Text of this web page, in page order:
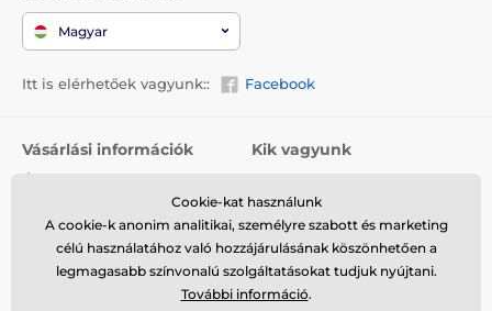
Magyar
Itt is elérhetőek vagyunk:: Facebook
Vásárlási információk
Szállítás
Visszaküldés és reklamáció
Kik vagyunk
Elérhetőségek
Együttműködés a
Galamodinóval
Cookie-kat használunk
A cookie-k anonim analitikai, személyre szabott és marketing
célú használatához való hozzájárulásának köszönhetően a
legmagasabb színvonalú szolgáltatásokat tudjuk nyújtani.
További információ.